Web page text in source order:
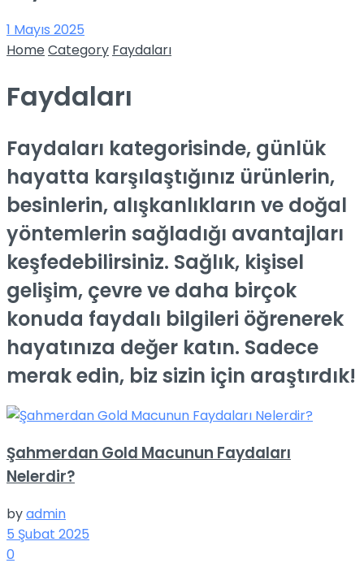
1 Mayıs 2025
HomeCategory Faydaları
Faydaları
Faydaları kategorisinde, günlük
hayatta karşılaştığınız ürünlerin,
besinlerin, alışkanlıkların ve doğal
yöntemlerin sağladığı avantajları
keşfedebilirsiniz. Sağlık, kişisel
gelişim, çevre ve daha birçok
konuda faydalı bilgileri öğrenerek
hayatınıza değer katın. Sadece
merak edin, biz sizin için araştırdık!
Şahmerdan Gold Macunun Faydaları
Nelerdir?
byadmin
5 Şubat 2025
0